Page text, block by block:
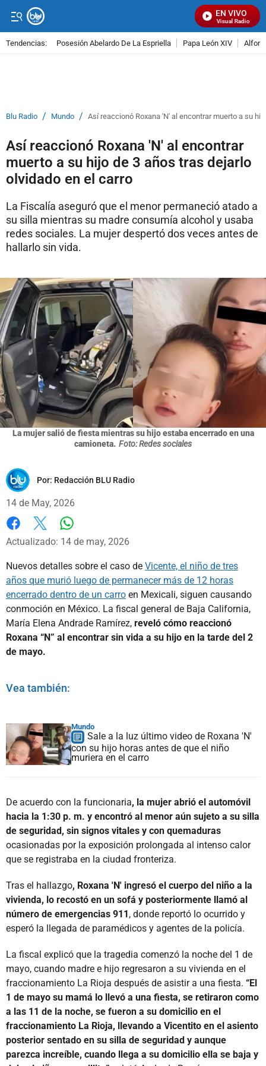
EN VIVO
Señal Visual Radio
Tendencias: Posesión Abelardo De La Espriella Papa León XIV
Blu Radio / Mundo / Así reaccionó Roxana 'N' al encontrar muerto a su
Así reaccionó Roxana 'N' al encontrar
muerto a su hijo de 3 años tras dejarlo
olvidado en el carro
La Fiscalía aseguró que el menor permaneció atado a
su silla mientras su madre consumía alcohol y usaba
redes sociales. La mujer despertó dos veces antes de
hallarlo sin vida.
La mujer salió de fiesta mientras su hijo estaba encerrado en una
camioneta. Foto: Redes sociales
Por: Redacción BLU Radio
14 de May, 2026
Facebook
X
Actualizado: 14 de may, 2026
Nuevos detalles sobre el caso de Vicente, el niño de tres
años que murió luego de permanecer más de 12 horas
encerrado dentro de un carro en Mexicali, siguen causando
conmoción en México. La fiscal general de Baja California,
María Elena Andrade Ramírez, reveló cómo reaccionó
Roxana “N” al encontrar sin vida a su hijo en la tarde del 2
de mayo.
Vea también:
Mundo
Sale a la luz último video de Roxana 'N'
con su hijo horas antes de que el niño
muriera en el carro
De acuerdo con la funcionaria, la mujer abrió el automóvil
hacia la 1:30 p. m. y encontró al menor aún sujeto a su silla
de seguridad, sin signos vitales y con quemaduras
ocasionadas por la exposición prolongada al intenso calor
que se registraba en la ciudad fronteriza.
Tras el hallazgo, Roxana 'N' ingresó el cuerpo del niño a la
vivienda, lo recostó en un sofá y posteriormente llamó al
número de emergencias 911, donde reportó lo ocurrido y
esperó la llegada de paramédicos y agentes de la policía.
La fiscal explicó que la tragedia comenzó la noche del 1 de
mayo, cuando madre e hijo regresaron a su vivienda en el
fraccionamiento La Rioja después de asistir a una fiesta. “El
1 de mayo su mamá lo llevó a una fiesta, se retiraron como
a las 11 de la noche, se fueron a su domicilio en el
fraccionamiento La Rioja, llevando a Vicentito en el asiento
posterior sentado en su silla de seguridad y aunque
parezca increíble, cuando llega a su domicilio ella se baja y